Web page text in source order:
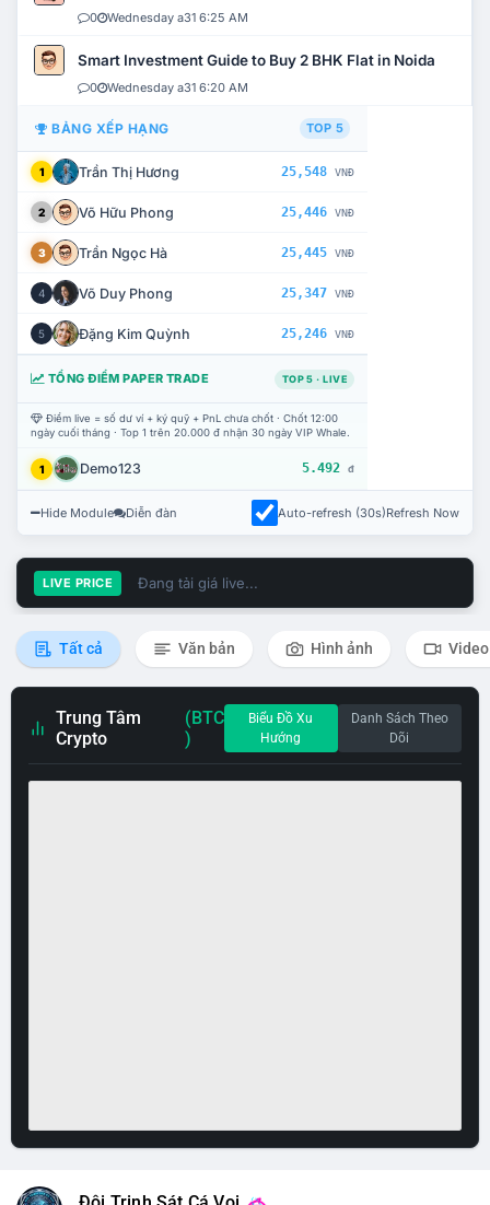
0 Wednesday a31 6:25 AM
Smart Investment Guide to Buy 2 BHK Flat in Noida
0 Wednesday a31 6:20 AM
BẢNG XẾP HẠNG TOP 5
1 Trần Thị Hương 25,548 VNĐ
2 Võ Hữu Phong 25,446 VNĐ
3 Trần Ngọc Hà 25,445 VNĐ
4 Võ Duy Phong 25,347 VNĐ
5 Đặng Kim Quỳnh 25,246 VNĐ
TỔNG ĐIỂM PAPER TRADE TOP 5 · LIVE
Điểm live = số dư ví + ký quỹ + PnL chưa chốt · Chốt 12:00
ngày cuối tháng · Top 1 trên 20.000 đ nhận 30 ngày VIP Whale.
1 Demo123 5.492 đ
Hide Module Diễn đàn Auto-refresh (30s)Refresh Now
LIVE PRICE Đang tải giá live...
Tất cả Văn bản Hình ảnh Video
Trung Tâm
Crypto
(BTC
)
Biểu Đồ Xu
Hướng
Danh Sách Theo
Dõi